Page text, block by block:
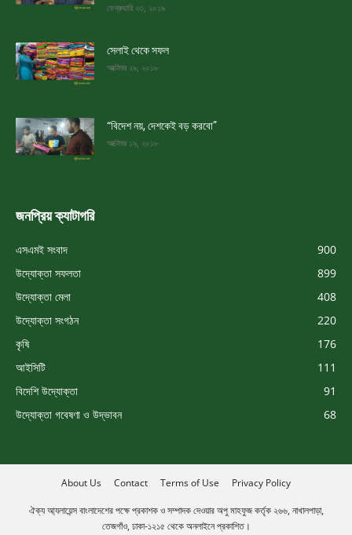
ফেব্রুয়ারি ২৩, ২০১৯
সেলাই থেকে সফল
অক্টোবর ২৯, ২০১৮
“বিদেশ নয়, দেশকেই বড় করবো”
অক্টোবর ১৯, ২০১৮
জনপ্রিয় ক্যাটাগরি
এসএমই সংবাদ
900
উদ্যোক্তা সফলতা
899
উদ্যোক্তা মেলা
408
উদ্যোক্তা সংগঠন
220
কৃষি
176
আইসিটি
111
বিদেশি উদ্যোক্তা
91
উদ্যোক্তা গবেষণা ও উদ্ভাবন
68
About Us Contact Terms of Use Privacy Policy
ঐক্য আ্যলায়েন্স বাংলাদেশের পক্ষে প্রকাশক ও সম্পাদক দেওয়ার অপু মাহফুজ কর্তৃক ২৬৬, নাখালপাড়া,
তেজগাঁও, ঢাকা-১২১৫ থেকে অনলাইনে প্রকাশিত।